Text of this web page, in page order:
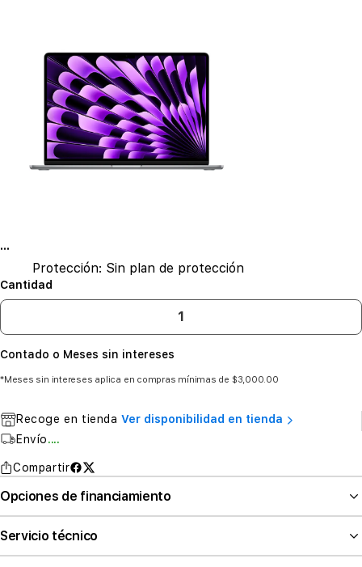
...
Protección: Sin plan de protección
Cantidad
Contado o Meses sin intereses
*Meses sin intereses aplica en compras mínimas de $3,000.00
Recoge en tienda Ver disponibilidad en tienda
Envío....
Compartir
Opciones de financiamiento
Servicio técnico